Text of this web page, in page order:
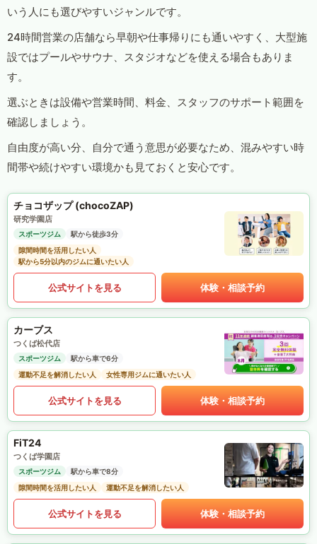
いう人にも選びやすいジャンルです。
24時間営業の店舗なら早朝や仕事帰りにも通いやすく、大型施
設ではプールやサウナ、スタジオなどを使える場合もありま
す。
選ぶときは設備や営業時間、料金、スタッフのサポート範囲を
確認しましょう。
自由度が高い分、自分で通う意思が必要なため、混みやすい時
間帯や続けやすい環境かも見ておくと安心です。
チョコザップ (chocoZAP)
研究学園店
スポーツジム
駅から徒歩3分
隙間時間を活用したい人
駅から5分以内のジムに通いたい人
公式サイトを見る 体験・相談予約
カーブス
つくば松代店
スポーツジム
駅から車で6分
運動不足を解消したい人
女性専用ジムに通いたい人
公式サイトを見る 体験・相談予約
FiT24
つくば学園店
スポーツジム
駅から車で8分
隙間時間を活用したい人
運動不足を解消したい人
公式サイトを見る 体験・相談予約